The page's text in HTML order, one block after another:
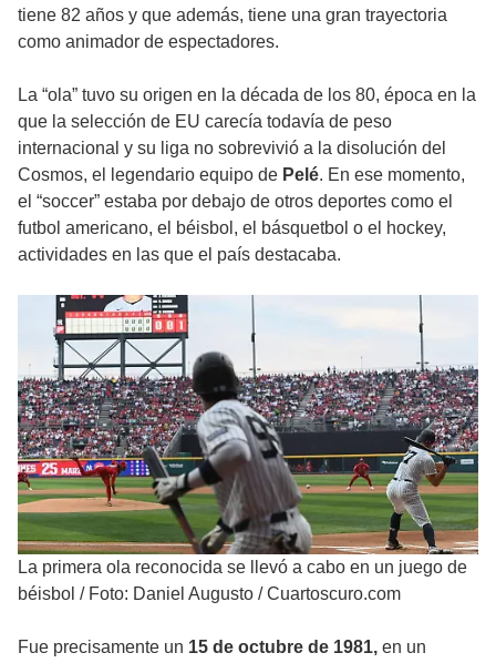
tiene 82 años y que además, tiene una gran trayectoria
como animador de espectadores.
La “ola” tuvo su origen en la década de los 80, época en la
que la selección de EU carecía todavía de peso
internacional y su liga no sobrevivió a la disolución del
Cosmos, el legendario equipo de Pelé. En ese momento,
el “soccer” estaba por debajo de otros deportes como el
futbol americano, el béisbol, el básquetbol o el hockey,
actividades en las que el país destacaba.
La primera ola reconocida se llevó a cabo en un juego de
béisbol / Foto: Daniel Augusto / Cuartoscuro.com
Fue precisamente un 15 de octubre de 1981, en un